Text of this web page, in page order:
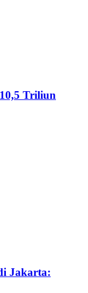
Triliun
Jakarta: